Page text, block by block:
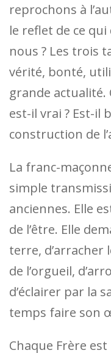
reprochons à
le reflet de ce
nous ? Les trois
vérité, bonté,
grande actualité.
est-il vrai ? Est-il
construction de
La franc-
simple
anciennes. Elle
de l’être. Elle
terre, d’arracher
de l’orgueil,
d’éclairer par la
temps faire son
Chaque Frère